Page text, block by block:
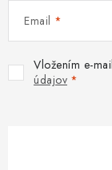
Email
Vložením e-
údajov